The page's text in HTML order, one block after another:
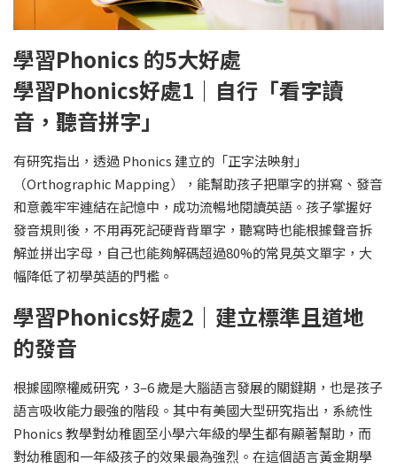
學習Phonics 的5大好處
學習Phonics好處1｜自行「看字讀
音，聽音拼字」
有研究指出，透過 Phonics 建立的「正字法映射」
（Orthographic Mapping），能幫助孩子把單字的拼寫、發音
和意義牢牢連結在記憶中，成功流暢地閱讀英語。孩子掌握好
發音規則後，不用再死記硬背背單字，聽寫時也能根據聲音拆
解並拼出字母，自己也能夠解碼超過80%的常見英文單字，大
幅降低了初學英語的門檻。
學習Phonics好處2｜建立標準且道地
的發音
根據國際權威研究，3–6 歲是大腦語言發展的關鍵期，也是孩子
語言吸收能力最強的階段。其中有美國大型研究指出，系統性
Phonics 教學對幼稚園至小學六年級的學生都有顯著幫助，而
對幼稚園和一年級孩子的效果最為強烈。在這個語言黃金期學